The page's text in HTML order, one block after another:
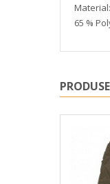
Material:
65 %